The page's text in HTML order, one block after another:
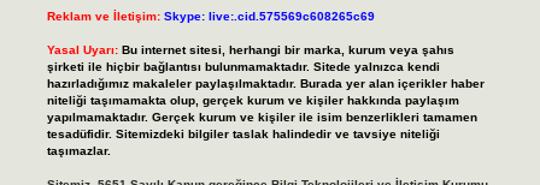
Reklam ve İletişim: Skype: live:.cid.575569c608265c69
Yasal Uyarı: Bu internet sitesi, herhangi bir marka, kurum veya şahıs
şirketi ile hiçbir bağlantısı bulunmamaktadır. Sitede yalnızca kendi
hazırladığımız makaleler paylaşılmaktadır. Burada yer alan içerikler haber
niteliği taşımamakta olup, gerçek kurum ve kişiler hakkında paylaşım
yapılmamaktadır. Gerçek kurum ve kişiler ile isim benzerlikleri tamamen
tesadüfidir. Sitemizdeki bilgiler taslak halindedir ve tavsiye niteliği
taşımazlar.